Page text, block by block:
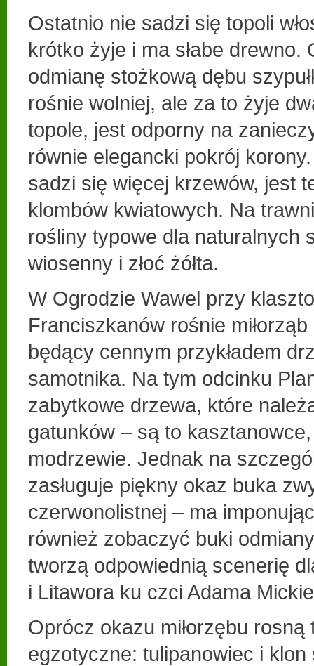
Ostatnio nie sadzi się topoli
krótko żyje i ma słabe drewno.
odmianę stożkową dębu
rośnie wolniej, ale za to żyje
topole, jest odporny na
równie elegancki pokrój
sadzi się więcej krzewów, jest
klombów kwiatowych. Na
rośliny typowe dla naturalnych
wiosenny i złoć żółta.
W Ogrodzie Wawel przy
Franciszkanów rośnie
będący cennym przykładem
samotnika. Na tym odcinku
zabytkowe drzewa, które
gatunków – są to
modrzewie. Jednak na
zasługuje piękny okaz buka
czerwonolistnej – ma
również zobaczyć buki
tworzą odpowiednią scenerię
i Litawora ku czci Adama
Oprócz okazu miłorzębu
egzotyczne: tulipanowiec i klon